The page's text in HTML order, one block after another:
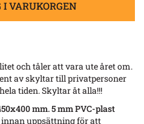
I VARUKORGEN
och tåler att vara ute året om.
av skyltar till privatpersoner
tiden. Skyltar åt alla!!!
mm. 5 mm PVC-plast
uppsättning för att